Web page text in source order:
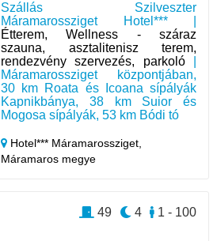
Szállás Szilveszter
Máramarossziget Hotel*** |
Étterem, Wellness - száraz
szauna, asztalitenisz terem,
rendezvény szervezés, parkoló|
Máramarossziget központjában,
30 km Roata és Icoana sípályák
Kapnikbánya, 38 km Suior és
Mogosa sípályák, 53 km Bódi tó
Hotel*** Máramarossziget,
Máramaros megye
1 - 100
4
49